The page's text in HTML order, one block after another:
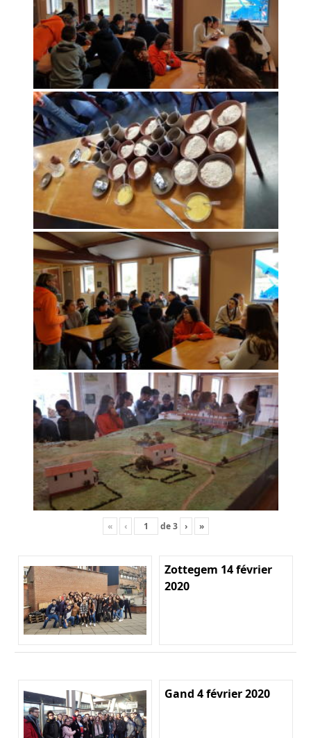
« ‹ de3 › »
Zottegem 14 février
2020
Gand 4 février 2020